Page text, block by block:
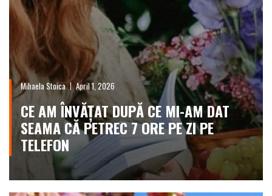
Mihaela Stoica April 1, 2026
CE AM ÎNVĂȚAT DUPĂ CE MI-AM DAT
SEAMA CĂ PETREC 7 ORE PE ZI PE
TELEFON